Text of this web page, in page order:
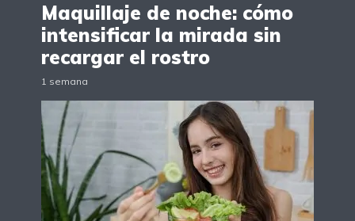
Maquillaje de noche: cómo
intensificar la mirada sin
recargar el rostro
1 semana